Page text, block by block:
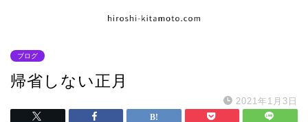
ブログ
帰省しない正月
2021年1月3日